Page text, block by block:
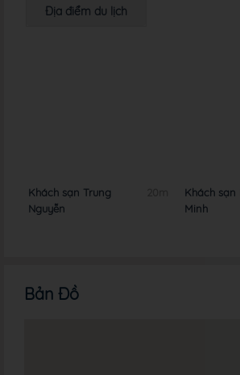
Địa điểm du lịch
Khách sạn Trung
Nguyễn
Khách sạn
Minh
Bản Đồ